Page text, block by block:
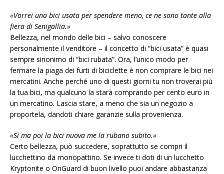
«Vorrei una bici usata per spendere meno, ce ne sono tante alla
fiera di Senigallia.»
Bellezza, nel mondo delle bici – salvo conoscere
personalmente il venditore – il concetto di “bici usata” è quasi
sempre sinonimo di “bici rubata”. Ora, l’unico modo per
fermare la piaga dei furti di biciclette è non comprare le bici nei
mercatini. Anche perché uno di questi giorni tu non troverai più
la tua bici, ma qualcuno la starà comprando per cento euro in
un mercatino. Lascia stare, a meno che sia un negozio a
proportela, dandoti chiare garanzie sulla provenienza.
«Sì ma poi la bici nuova me la rubano subito.»
Certo bellezza, può succedere, soprattutto se compri il
lucchettino da monopattino. Se invece ti doti di un lucchetto
Kryptonite o OnGuard di buon livello puoi andare abbastanza